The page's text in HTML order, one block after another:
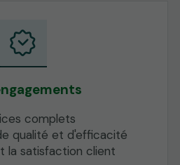
complets
qualité et d'efficacité
la satisfaction client